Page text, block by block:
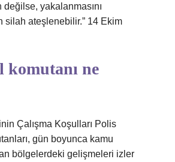
değilse, yakalanmasını
silah ateşlenebilir.” 14 Ekim
ne
Çalışma Koşulları Polis
gün boyunca kamu
bölgelerdeki gelişmeleri izler